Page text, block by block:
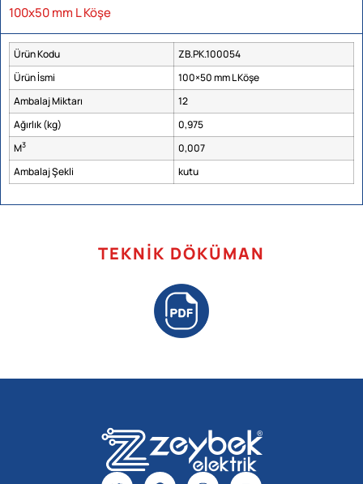
100x50 mm L Köşe
Ürün Kodu
ZB.PK.100054
Ürün İsmi
100×50 mm L Köşe
Ambalaj Miktarı
12
Ağırlık (kg)
0,975
M3
0,007
Ambalaj Şekli
kutu
TEKNIK DÖKÜMAN